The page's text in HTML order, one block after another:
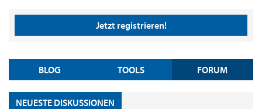
Jetzt registrieren!
BLOG TOOLS FORUM
NEUESTE DISKUSSIONEN